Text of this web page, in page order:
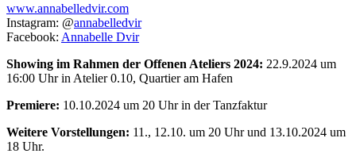
www.annabelledvir.com
Instagram: @annabelledvir
Facebook: Annabelle Dvir
Showing im Rahmen der Offenen Ateliers 2024: 22.9.2024 um
16:00 Uhr in Atelier 0.10, Quartier am Hafen
Premiere: 10.10.2024 um 20 Uhr in der Tanzfaktur
Weitere Vorstellungen: 11., 12.10. um 20 Uhr und 13.10.2024 um
18 Uhr.